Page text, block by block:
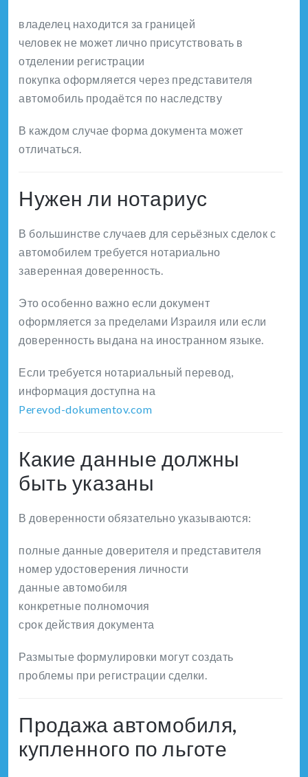
владелец находится за границей
человек не может лично присутствовать в
отделении регистрации
покупка оформляется через представителя
автомобиль продаётся по наследству
В каждом случае форма документа может
отличаться.
Нужен ли нотариус
В большинстве случаев для серьёзных сделок с
автомобилем требуется нотариально
заверенная доверенность.
Это особенно важно если документ
оформляется за пределами Израиля или если
доверенность выдана на иностранном языке.
Если требуется нотариальный перевод,
информация доступна на
Perevod-dokumentov.com
Какие данные должны
быть указаны
В доверенности обязательно указываются:
полные данные доверителя и представителя
номер удостоверения личности
данные автомобиля
конкретные полномочия
срок действия документа
Размытые формулировки могут создать
проблемы при регистрации сделки.
Продажа автомобиля,
купленного по льготе